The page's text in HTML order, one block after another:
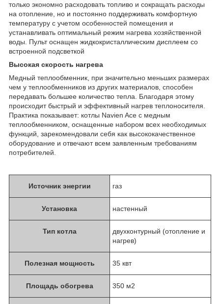
только экономно расходовать топливо и сокращать расходы
на отопление, но и постоянно поддерживать комфортную
температуру с учетом особенностей помещения и
устанавливать оптимальный режим нагрева хозяйственной
воды. Пульт оснащен жидкокристаллическим дисплеем со
встроенной подсветкой
Высокая скорость нагрева
Медный теплообменник, при значительно меньших размерах
чем у теплообменников из других материалов, способен
передавать большее количество тепла. Благодаря этому
происходит быстрый и эффективный нагрев теплоносителя.
Практика показывает: котлы Navien Ace с медным
теплообменником, оснащенные набором всех необходимых
функций, зарекомендовали себя как высококачественное
оборудование и отвечают всем заявленным требованиям
потребителей.
Источник энергии газ
Установка настенный
Тип котла
двухконтурный (отопление и
нагрев)
Полезная мощность 35 квт
Площадь обогрева 350 м2